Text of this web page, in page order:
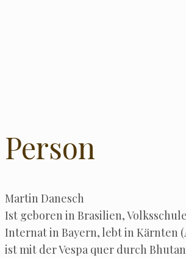
Person
Mar­tin Danesch
Ist gebo­ren in Bra­si­li­en,
Inter­nat in Bay­ern, lebt in Kärn­ten
ist mit der Ves­pa quer durch